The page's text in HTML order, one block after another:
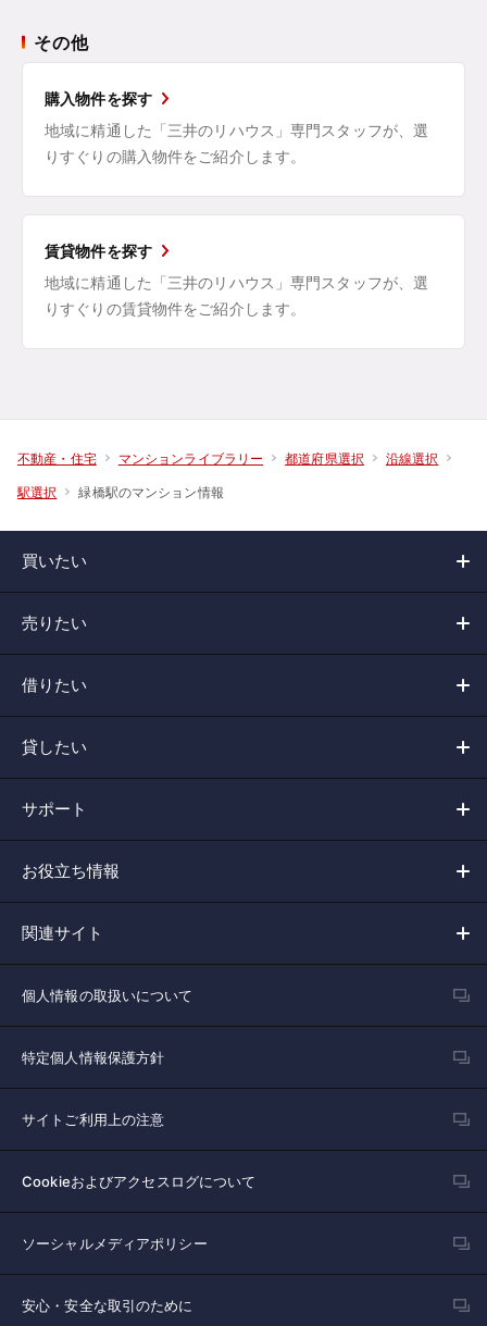
その他
購入物件を探す
地域に精通した「三井のリハウス」専門スタッフが、選
りすぐりの購入物件をご紹介します。
賃貸物件を探す
地域に精通した「三井のリハウス」専門スタッフが、選
りすぐりの賃貸物件をご紹介します。
不動産・住宅 マンションライブラリー 都道府県選択 沿線選択
駅選択 緑橋駅のマンション情報
買いたい
売りたい
借りたい
貸したい
サポート
お役立ち情報
関連サイト
個人情報の取扱いについて
特定個人情報保護方針
サイトご利用上の注意
Cookieおよびアクセスログについて
ソーシャルメディアポリシー
安心・安全な取引のために